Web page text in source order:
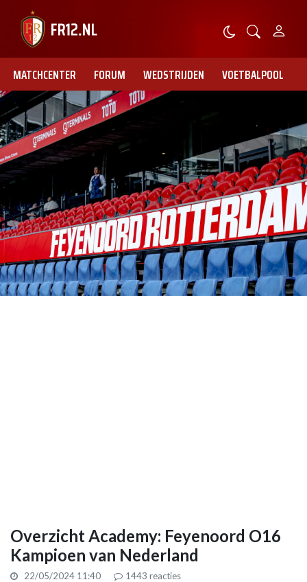
MATCHCENTER FORUM WEDSTRIJDEN VOETBALPOOL
Overzicht Academy: Feyenoord O16
Kampioen van Nederland
22/05/2024 11:40 1443 reacties